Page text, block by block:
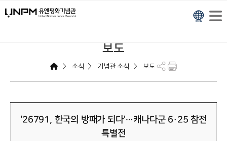
보도
> 소식 > 기념관 소식 > 보도
'26791, 한국의 방패가 되다'…캐나다군 6·25 참전
특별전